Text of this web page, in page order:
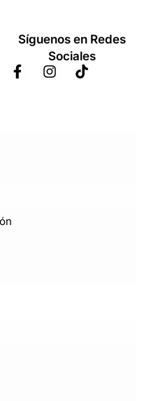
Síguenos en Redes
Sociales